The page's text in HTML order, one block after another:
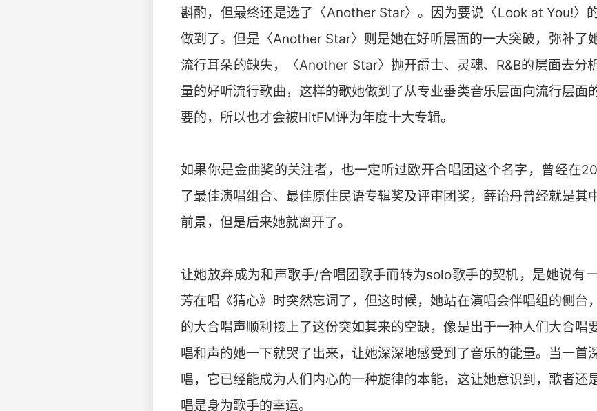
斟酌，但最终还是选了〈Another Star〉。因为要说〈Look at You!〉
做到了。但是〈Another Star〉则是她在好听层面的一大突破，弥补了
流行耳朵的缺失，〈Another Star〉抛开爵士、灵魂、R&B的层面去分
量的好听流行歌曲，这样的歌她做到了从专业垂类音乐层面向流行层面
要的，所以也才会被HitFM评为年度十大专辑。
如果你是金曲奖的关注者，也一定听过欧开合唱团这个名字，曾经在
了最佳演唱组合、最佳原住民语专辑奖及评审团奖，薛诒丹曾经就是其
前景，但是后来她就离开了。
让她放弃成为和声歌手/合唱团歌手而转为solo歌手的契机，是她说有
芳在唱《猜心》时突然忘词了，但这时候，她站在演唱会伴唱组的侧台
的大合唱声顺利接上了这份突如其来的空缺，像是出于一种人们大合唱
唱和声的她一下就哭了出来，让她深深地感受到了音乐的能量。当一首
唱，它已经能成为人们内心的一种旋律的本能，这让她意识到，歌者还
唱是身为歌手的幸运。